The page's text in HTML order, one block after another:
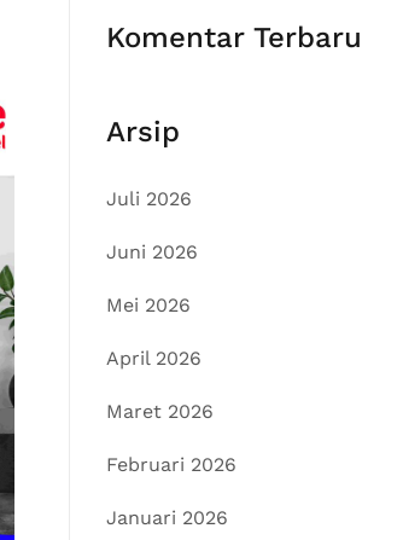
Komentar Terbaru
Arsip
Juli 2026
Juni 2026
Mei 2026
April 2026
Maret 2026
Februari 2026
Januari 2026